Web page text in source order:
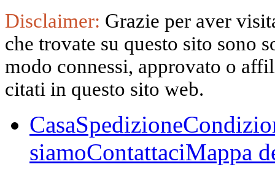
Disclaimer: Grazie per aver
che trovate su questo sito sono
modo connessi, approvato o
citati in questo sito web.
CasaSpedizione
siamoContattaciMappa